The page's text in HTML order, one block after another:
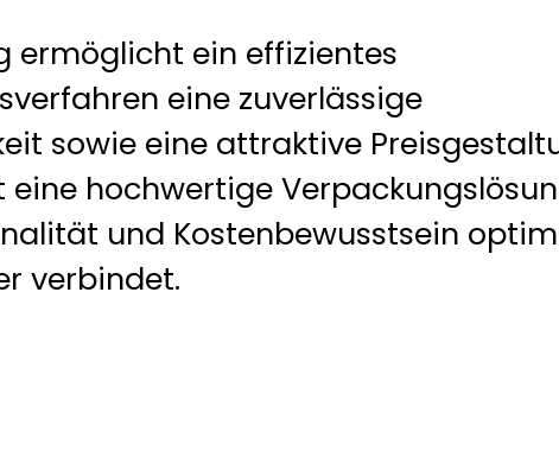
ermöglicht ein effizientes
eine zuverlässige
sowie eine attraktive
eine hochwertige
und Kostenbewusstsein
verbindet.